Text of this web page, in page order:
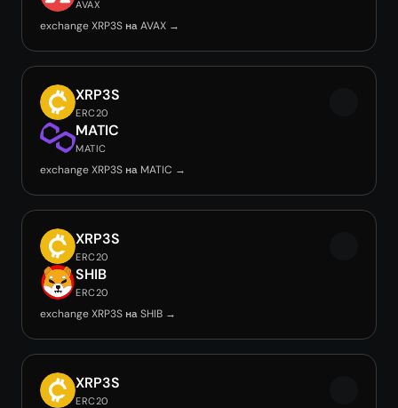
AVAX
exchange XRP3S на AVAX →
XRP3S
ERC20
MATIC
MATIC
exchange XRP3S на MATIC →
XRP3S
ERC20
SHIB
ERC20
exchange XRP3S на SHIB →
XRP3S
ERC20